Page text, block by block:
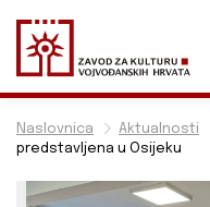
Naslovnica Aktualnosti
predstavljena u Osijeku